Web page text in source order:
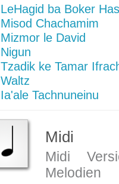
LeHagid ba Boker
Misod Chachamim
Mizmor le David
Nigun
Tzadik ke Tamar
Waltz
Ia'ale Tachnuneinu
Midi
Midi
Melodien